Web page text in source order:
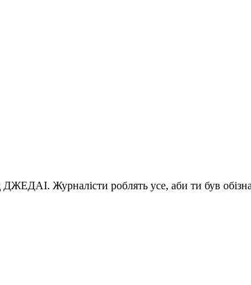
ДЖЕДАІ. Журналісти роблять усе, аби ти був